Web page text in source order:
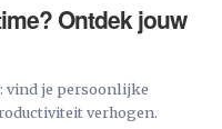
Ontdek jouw
vind je persoonlijke
verhogen.